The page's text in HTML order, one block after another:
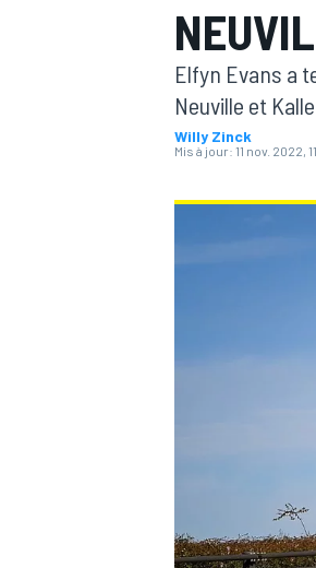
WRC
Elfyn Evans a
Neuville et
Willy Zinck
Mis à jour: 11 nov. 2022,